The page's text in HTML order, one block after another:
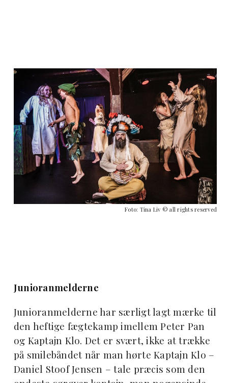
Foto: Tina Liv © all rights reserved
Junioranmelderne
Junioranmelderne har særligt lagt mærke til
den heftige fægtekamp imellem Peter Pan
og Kaptajn Klo. Det er svært, ikke at trække
på smilebåndet når man hørte Kaptajn Klo –
Daniel Stoof Jensen – tale præcis som den